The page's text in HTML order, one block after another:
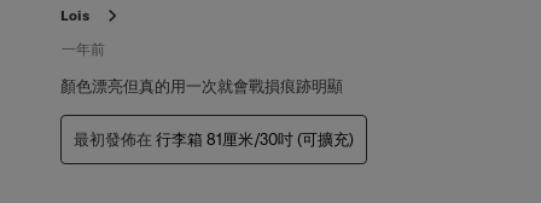
Lois
一年前
顏色漂亮但真的用一次就會戰損痕跡明顯
最初發佈在 行李箱 81厘米/30吋 (可擴充)